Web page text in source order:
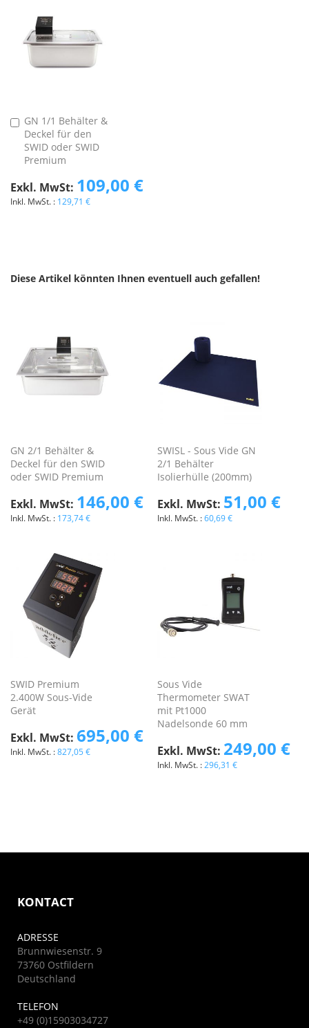
GN 1/1 Behälter &
Deckel für den
SWID oder SWID
Premium
129,71 €
109,00 €
In
den
Warenkorb
Diese Artikel könnten Ihnen eventuell auch gefallen!
GN 2/1 Behälter &
Deckel für den SWID
oder SWID Premium
173,74 €
146,00 €
SWISL - Sous Vide GN
2/1 Behälter
Isolierhülle (200mm)
60,69 €
51,00 €
SWID Premium
2.400W Sous-Vide
Gerät
827,05 €
695,00 €
Sous Vide
Thermometer SWAT
mit Pt1000
Nadelsonde 60 mm
296,31 €
249,00 €
KONTACT
ADRESSE
Brunnwiesenstr. 9
73760 Ostfildern
Deutschland
TELEFON
+49 (0)15903034727